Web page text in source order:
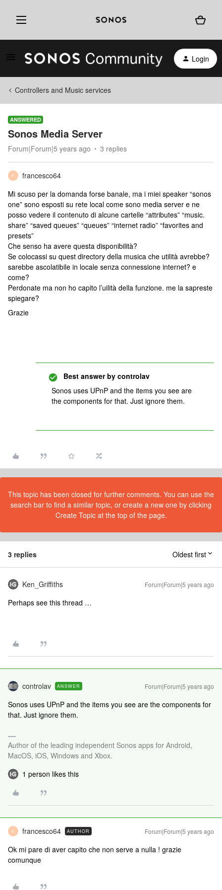
Login
Controllers and Music services
ANSWERED
Sonos Media Server
Forum|Forum|5 years ago 3 replies
F
francesco64
Mi scuso per la domanda forse banale, ma i miei speaker “sonos
one” sono esposti su rete local come sono media server e ne
posso vedere il contenuto di alcune cartelle “attributes” “music.
share” “saved queues” “queues” “internet radio” “favorites and
presets”
Che senso ha avere questa disponibilità?
Se colocassi su quest directory della musica che utilità avrebbe?
sarebbe ascolatibile in locale senza connessione internet? e
come?
Perdonate ma non ho capito l’uilità della funzione. me la sapreste
spiegare?
Grazie
Best answer by controlav
Sonos uses UPnP and the items you see are
the components for that. Just ignore them.
This topic has been closed for further comments. You can use the
search bar to find a similar topic, or create a new one by clicking
Create Topic at the top of the page.
3 replies Oldest first
Ken_Griffiths Forum|Forum|5 years ago
Perhaps see this thread …
controlav ANSWER Forum|Forum|5 years ago
Sonos uses UPnP and the items you see are the components for
that. Just ignore them.
Author of the leading independent Sonos apps for Android,
MacOS, iOS, Windows and Xbox.
1 person likes this
F francesco64 AUTHOR Forum|Forum|5 years ago
Ok mi pare di aver capito che non serve a nulla ! grazie
comunque